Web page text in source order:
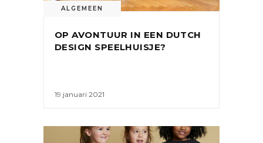
ALGEMEEN
OP AVONTUUR IN EEN DUTCH
DESIGN SPEELHUISJE?
19 januari 2021